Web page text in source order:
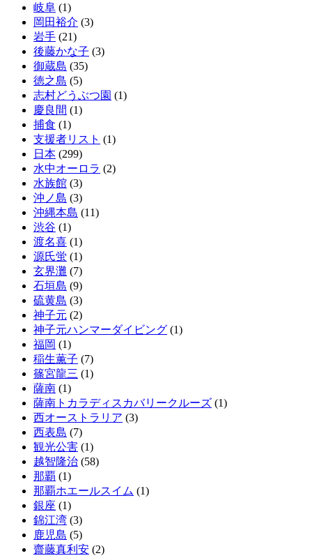
岐阜 (1)
岡田裕介 (3)
岩手 (21)
後藤かな子 (3)
御蔵島 (35)
徳之島 (5)
志村どうぶつ園 (1)
慶良間 (1)
捕食 (1)
支援者リスト (1)
日本 (299)
水中オーロラ (2)
水族館 (3)
沖ノ島 (3)
沖縄本島 (11)
渋谷 (1)
渡名喜 (1)
源氏蛍 (1)
玄界灘 (7)
石垣島 (9)
硫黄島 (3)
神子元 (2)
神子元ハンマーダイビング (1)
福岡 (1)
稲生薫子 (7)
篠宮龍三 (1)
薩南 (1)
薩南トカラディスカバリークルーズ (1)
西オーストラリア (3)
西表島 (7)
観光公害 (1)
越智隆治 (58)
那覇 (1)
那覇ホエールスイム (1)
銀座 (1)
錦江湾 (3)
鹿児島 (5)
齋藤真利安 (2)